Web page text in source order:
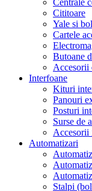
Cititoare
Yale si
Cartele
Butoane
Accesorii
Interfoane
Kituri
Panouri
Posturi
Surse de
Accesorii
Automatizari
Stalpi